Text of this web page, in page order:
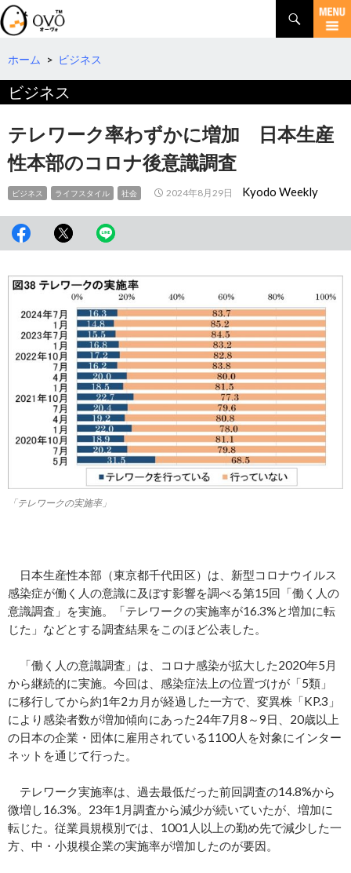
検
索
コ
テ
へ
ホーム > ビジネス
ビジネス
テレワーク率わずかに増加 日本生産
性本部のコロナ後意識調査
ビジネス ライフスタイル 社会 2024年8月29日 Kyodo Weekly
「テレワークの実施率」
日本生産性本部（東京都千代田区）は、新型コロナウイルス
感染症が働く人の意識に及ぼす影響を調べる第15回「働く人の
意識調査」を実施。「テレワークの実施率が16.3%と増加に転
じた」などとする調査結果をこのほど公表した。
「働く人の意識調査」は、コロナ感染が拡大した2020年5月
から継続的に実施。今回は、感染症法上の位置づけが「5類」
に移行してから約1年2カ月が経過した一方で、変異株「KP.3」
により感染者数が増加傾向にあった24年7月8～9日、20歳以上
の日本の企業・団体に雇用されている1100人を対象にインター
ネットを通じて行った。
テレワーク実施率は、過去最低だった前回調査の14.8%から
微増し16.3%。23年1月調査から減少が続いていたが、増加に
転じた。従業員規模別では、1001人以上の勤め先で減少した一
方、中・小規模企業の実施率が増加したのが要因。